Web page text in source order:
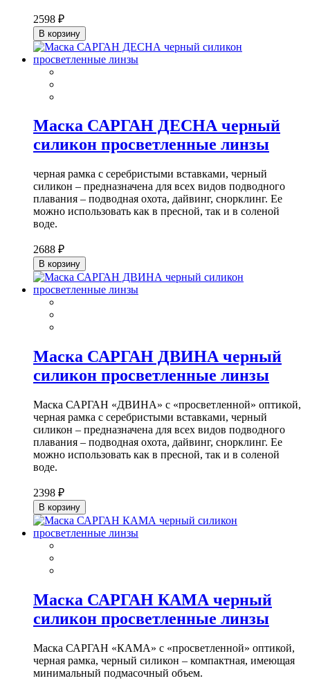
2598 ₽
В корзину
Маска САРГАН ДЕСНА черный
силикон просветленные линзы
черная рамка с серебристыми вставками, черный
силикон – предназначена для всех видов подводного
плавания – подводная охота, дайвинг, снорклинг. Ее
можно использовать как в пресной, так и в соленой
воде.
2688 ₽
В корзину
Маска САРГАН ДВИНА черный
силикон просветленные линзы
Маска САРГАН «ДВИНА» с «просветленной» оптикой,
черная рамка с серебристыми вставками, черный
силикон – предназначена для всех видов подводного
плавания – подводная охота, дайвинг, снорклинг. Ее
можно использовать как в пресной, так и в соленой
воде.
2398 ₽
В корзину
Маска САРГАН КАМА черный
силикон просветленные линзы
Маска САРГАН «КАМА» с «просветленной» оптикой,
черная рамка, черный силикон – компактная, имеющая
минимальный подмасочный объем.